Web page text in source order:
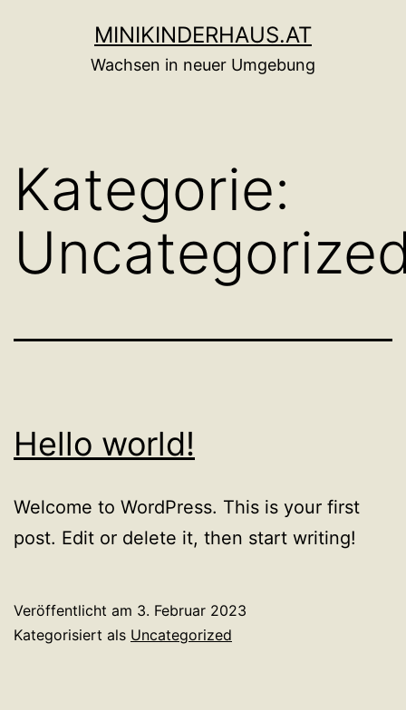
MINIKINDERHAUS.AT
Wachsen in neuer Umgebung
Kategorie:
Hello world!
Welcome to WordPress. This is your first
post. Edit or delete it, then start writing!
Veröffentlicht am 3. Februar 2023
Kategorisiert als Uncategorized